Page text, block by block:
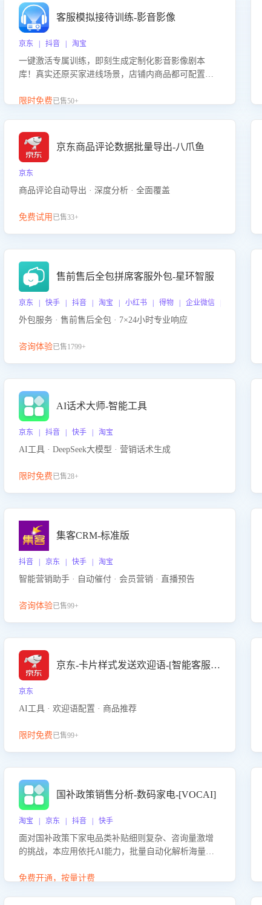
客服模拟接待训练-影音影像
京东 | 抖音 | 淘宝
一键激活专属训练，即刻生成定制化影音影像剧本
库！真实还原买家进线场景，店铺内商品都可配置到
升客服售前转化率。点击 “立即开通”，快速获取影音
限时免费已售50+
京东商品评论数据批量导出-八爪鱼
京东
商品评论自动导出 · 深度分析 · 全面覆盖
免费试用 已售33+
售前售后全包拼席客服外包-星环智服
京东 | 快手 | 抖音 | 淘宝 | 小红书 | 得物 | 企业微信 | 跨平台
外包服务 · 售前售后全包 · 7×24小时专业响应
咨询体验已售1799+
AI话术大师-智能工具
京东 | 抖音 | 快手 | 淘宝
AI工具 · DeepSeek大模型 · 营销话术生成
限时免费已售28+
集客CRM-标准版
抖音 | 京东 | 快手 | 淘宝
智能营销助手 · 自动催付 · 会员营销 · 直播预告
咨询体验已售99+
京东-卡片样式发送欢迎语-[智能客服机器人]
京东
AI工具 · 欢迎语配置 · 商品推荐
限时免费已售99+
国补政策销售分析-数码家电-[VOCAI]
淘宝 | 京东 | 抖音 | 快手
面对国补政策下家电品类补贴细则复杂、咨询量激增
的挑战，本应用依托AI能力，批量自动化解析海量客
政策的关注焦点与购买意向，深度洞察决策动因。同
免费开通，按量计费